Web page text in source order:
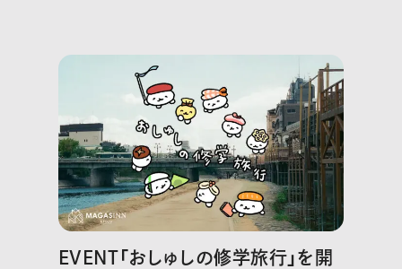
EVENT「おしゅしの修学旅行」を開